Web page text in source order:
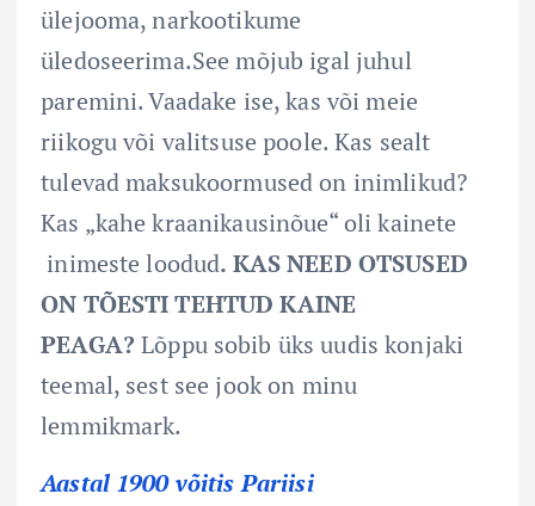
ülejooma, narkootikume
üledoseerima.See mõjub igal juhul
paremini. Vaadake ise, kas või meie
riikogu või valitsuse poole. Kas sealt
tulevad maksukoormused on inimlikud?
Kas „kahe kraanikausinõue“ oli kainete
inimeste loodud. KAS NEED OTSUSED
ON TÕESTI TEHTUD KAINE
PEAGA?Lõppu sobib üks uudis konjaki
teemal, sest see jook on minu
lemmikmark.
Aastal 1900 võitis Pariisi